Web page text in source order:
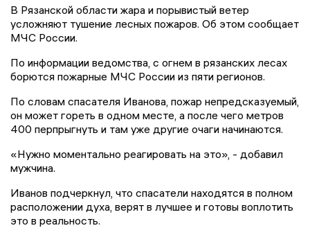
В Рязанской области жара и порывистый ветер
усложняют тушение лесных пожаров. Об этом сообщает
МЧС России.
По информации ведомства, с огнем в рязанских лесах
борются пожарные МЧС России из пяти регионов.
По словам спасателя Иванова, пожар непредсказуемый,
он может гореть в одном месте, а после чего метров
400 перпрыгнуть и там уже другие очаги начинаются.
«Нужно моментально реагировать на это», - добавил
мужчина.
Иванов подчеркнул, что спасатели находятся в полном
расположении духа, верят в лучшее и готовы воплотить
это в реальность.